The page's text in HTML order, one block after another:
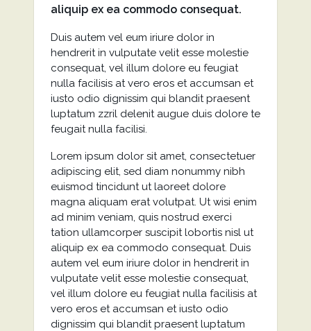
aliquip ex ea commodo consequat.
Duis autem vel eum iriure dolor in
hendrerit in vulputate velit esse molestie
consequat, vel illum dolore eu feugiat
nulla facilisis at vero eros et accumsan et
iusto odio dignissim qui blandit praesent
luptatum zzril delenit augue duis dolore te
feugait nulla facilisi.
Lorem ipsum dolor sit amet, consectetuer
adipiscing elit, sed diam nonummy nibh
euismod tincidunt ut laoreet dolore
magna aliquam erat volutpat. Ut wisi enim
ad minim veniam, quis nostrud exerci
tation ullamcorper suscipit lobortis nisl ut
aliquip ex ea commodo consequat. Duis
autem vel eum iriure dolor in hendrerit in
vulputate velit esse molestie consequat,
vel illum dolore eu feugiat nulla facilisis at
vero eros et accumsan et iusto odio
dignissim qui blandit praesent luptatum